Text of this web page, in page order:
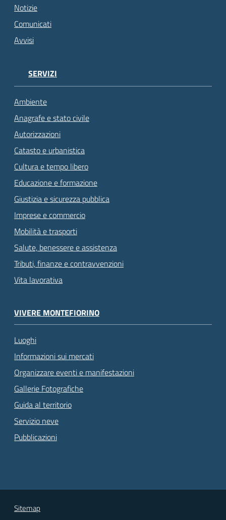
Notizie
Comunicati
Avvisi
SERVIZI
Ambiente
Anagrafe e stato civile
Autorizzazioni
Catasto e urbanistica
Cultura e tempo libero
Educazione e formazione
Giustizia e sicurezza pubblica
Imprese e commercio
Mobilità e trasporti
Salute, benessere e assistenza
Tributi, finanze e contravvenzioni
Vita lavorativa
VIVERE MONTEFIORINO
Luoghi
Informazioni sui mercati
Organizzare eventi e manifestazioni
Gallerie Fotografiche
Guida al territorio
Servizio neve
Pubblicazioni
Sitemap